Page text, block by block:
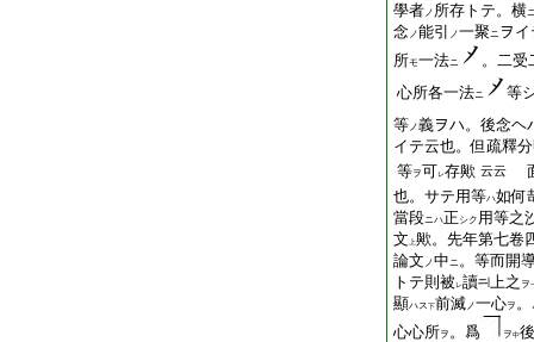
學者ノ 所存トテ。横
念ノ能引 ノ一聚ニヲ
所モ一法ニ
。二受
心所各一法ニ
等
等ノ義ヲハ。後念ヘ
イテ云也。但疏釋
等ヲ可レ存歟 云云
也。サテ用等ハ如何
當段ニハ正 シク 用等之
文
上歟。先年第七卷
論文 ノ中ニ。等而開
トテ則被 レ讀 上之 ヲ
顯ハス下前滅ノ一心ヲ
心心所ヲ 。爲 ヲ中後